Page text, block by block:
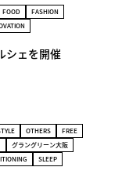
FOOD
FASHION
シェを開催
OTHERS
FREE
グラングリーン大阪
SLEEP